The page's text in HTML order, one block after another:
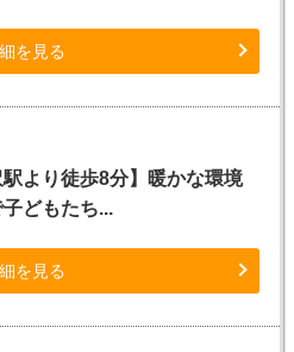
を見る
駅より徒歩8分】暖かな環境
どもたち...
を見る